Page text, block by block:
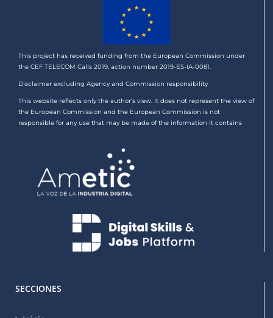
This project has received funding from the European Commission under
the CEF TELECOM Calls 2019, action number 2019-ES-IA-0081.
Disclaimer excluding Agency and Commission responsibility
This website reflects only the author’s view. It does not represent the view of
the European Commission and the European Commission is not
responsible for any use that may be made of the information it contains
SECCIONES